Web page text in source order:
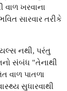
વાળ ખરવાના
સારવાર તરીકે
નથી, પરંતુ
સંબંધ "તેનાથી
વાળ પાતળા
સુધારવાથી